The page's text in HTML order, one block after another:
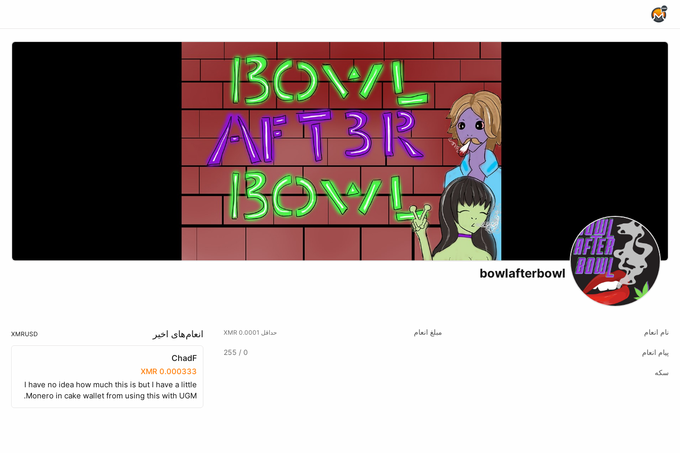
bowlafterbowl
نام انعام مبلغ انعام حداقل 0.0001 XMR
پیام انعام 0 / 255
سکه
انعام‌های اخیر USD
XMR
ChadF
0.000333 XMR
I have no idea how much this is but I have a little
Monero in cake wallet from using this with UGM.